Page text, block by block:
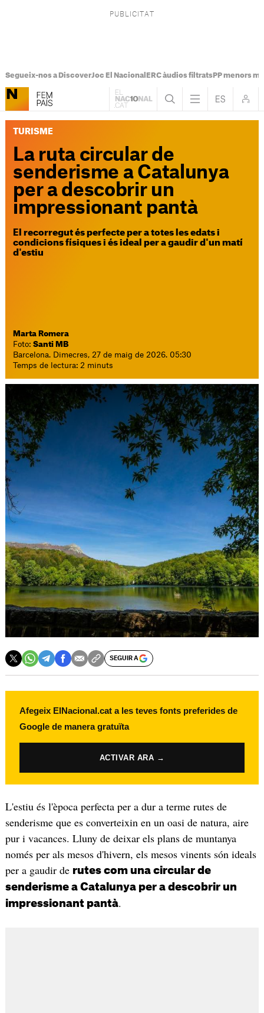
Segueix-nos a DiscoverJoc El Nacional ERC àudios filtratsPP menors
TURISME
La ruta circular de
senderisme a Catalunya
per a descobrir un
impressionant pantà
El recorregut és perfecte per a totes les edats i
condicions físiques i és ideal per a gaudir d'un matí
d'estiu
Marta Romera
Foto:Santi MB
Barcelona. Dimecres, 27 de maig de 2026. 05:30
Temps de lectura: 2 minuts
SEGUIR A
Afegeix ElNacional.cat a les teves fonts preferides de
Google de manera gratuïta
ACTIVAR ARA →
L'estiu és l'època perfecta per a dur a terme rutes de
senderisme que es converteixin en un oasi de natura, aire
pur i vacances. Lluny de deixar els plans de muntanya
només per als mesos d'hivern, els mesos vinents són ideals
per a gaudir de rutes com una circular de
senderisme a Catalunya per a descobrir un
impressionant pantà.